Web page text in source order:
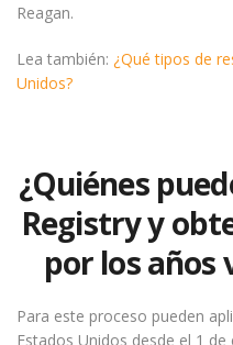
Reagan.
Lea también: ¿Qué tipos de
Unidos?
¿Quiénes
Registry y
por los años
Para este proceso pueden
Estados Unidos desde el 1